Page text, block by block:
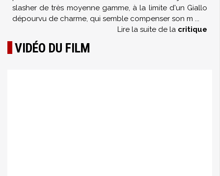
slasher de très moyenne gamme, à la limite d'un Giallo
dépourvu de charme, qui semble compenser son m ...
Lire la suite de la critique
VIDÉO DU FILM